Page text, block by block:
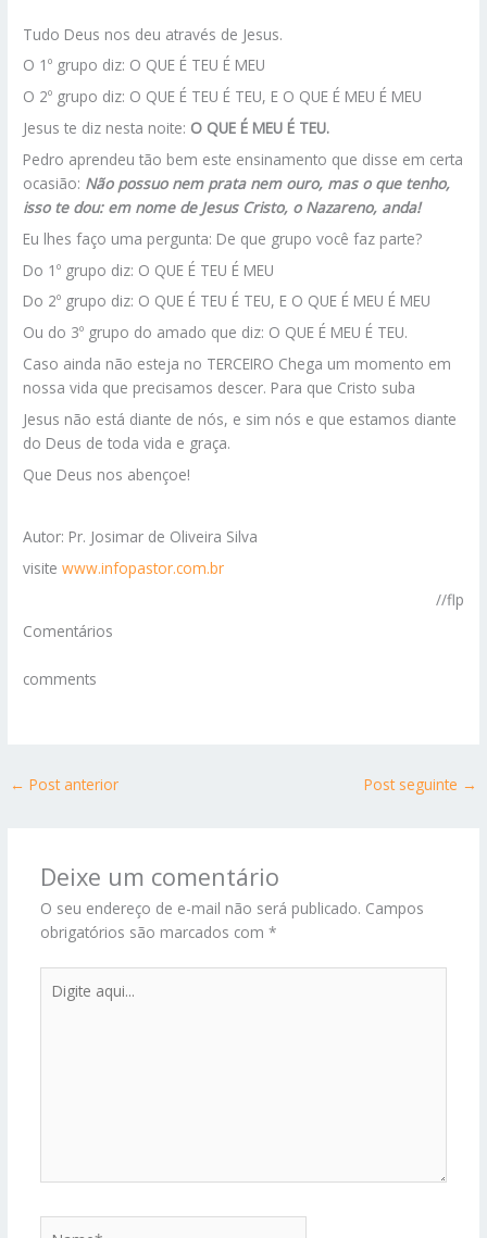
Tudo Deus nos deu através de Jesus.
O 1º grupo diz: O QUE É TEU É MEU
O 2º grupo diz: O QUE É TEU É TEU, E O QUE É MEU É MEU
Jesus te diz nesta noite: O QUE É MEU É TEU.
Pedro aprendeu tão bem este ensinamento que disse em certa
ocasião: Não possuo nem prata nem ouro, mas o que tenho,
isso te dou: em nome de Jesus Cristo, o Nazareno, anda!
Eu lhes faço uma pergunta: De que grupo você faz parte?
Do 1º grupo diz: O QUE É TEU É MEU
Do 2º grupo diz: O QUE É TEU É TEU, E O QUE É MEU É MEU
Ou do 3º grupo do amado que diz: O QUE É MEU É TEU.
Caso ainda não esteja no TERCEIRO Chega um momento em
nossa vida que precisamos descer. Para que Cristo suba
Jesus não está diante de nós, e sim nós e que estamos diante
do Deus de toda vida e graça.
Que Deus nos abençoe!
Autor: Pr. Josimar de Oliveira Silva
visitewww.infopastor.com.br
//flp
Comentários
comments
← Post anterior Post seguinte →
Deixe um comentário
O seu endereço de e-mail não será publicado. Campos
obrigatórios são marcados com *
aqui...